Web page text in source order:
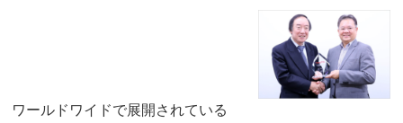
ワールドワイドで展開されている